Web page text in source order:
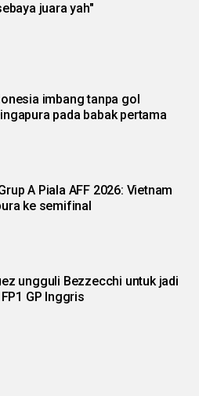
juara yah"
imbang tanpa gol
pada babak pertama
A Piala AFF 2026: Vietnam
ke semifinal
ungguli Bezzecchi untuk jadi
GP Inggris